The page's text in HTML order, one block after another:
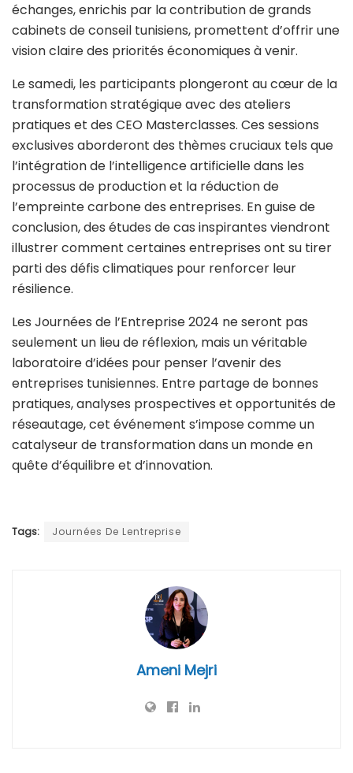
échanges, enrichis par la contribution de grands
cabinets de conseil tunisiens, promettent d’offrir une
vision claire des priorités économiques à venir.
Le samedi, les participants plongeront au cœur de la
transformation stratégique avec des ateliers
pratiques et des CEO Masterclasses. Ces sessions
exclusives aborderont des thèmes cruciaux tels que
l’intégration de l’intelligence artificielle dans les
processus de production et la réduction de
l’empreinte carbone des entreprises. En guise de
conclusion, des études de cas inspirantes viendront
illustrer comment certaines entreprises ont su tirer
parti des défis climatiques pour renforcer leur
résilience.
Les Journées de l’Entreprise 2024 ne seront pas
seulement un lieu de réflexion, mais un véritable
laboratoire d’idées pour penser l’avenir des
entreprises tunisiennes. Entre partage de bonnes
pratiques, analyses prospectives et opportunités de
réseautage, cet événement s’impose comme un
catalyseur de transformation dans un monde en
quête d’équilibre et d’innovation.
Tags: Journées De Lentreprise
Ameni Mejri